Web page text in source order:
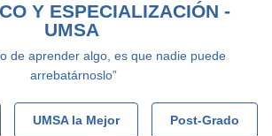
Y ESPECIALIZACIÓN -
UMSA
de aprender algo, es que nadie puede
arrebatárnoslo”
UMSA la Mejor Post-Grado